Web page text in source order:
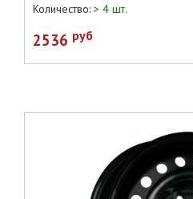
Количество: > 4 шт.
2536 руб